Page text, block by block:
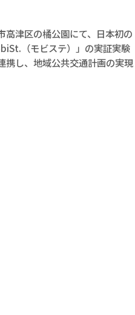
高津区の橘公園にて、日本初の
（モビステ）」の実証実験
携し、地域公共交通計画の実現